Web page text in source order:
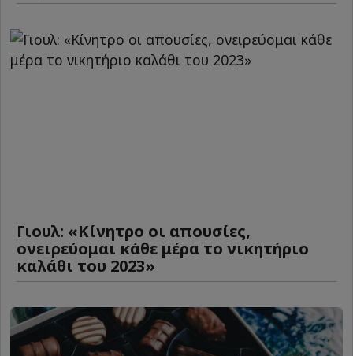
Γιουλ: «Κίνητρο οι απουσίες,
ονειρεύομαι κάθε μέρα το νικητήριο
καλάθι του 2023»